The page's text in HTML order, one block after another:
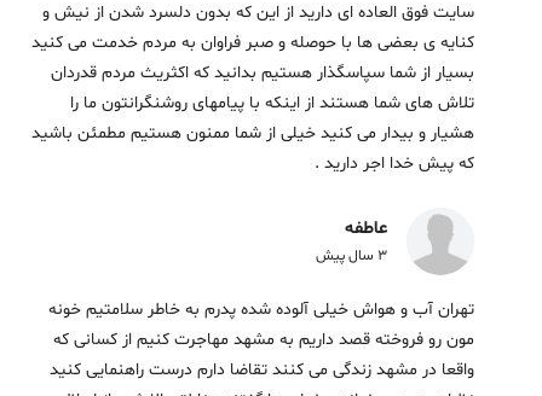
سایت فوق العاده ای دارید از این که بدون دلسرد شدن از نیش و
کنایه ی بعضی ها با حوصله و صبر فراوان به مردم خدمت می کنید
بسیار از شما سپاسگذار هستیم بدانید که اکثریث مردم قدردان
تلاش های شما هستند از اینکه با پیامهای روشنگرانتون ما را
هشیار و بیدار می کنید خیلی از شما ممنون هستیم مطمئن باشید
که پیش خدا اجر دارید .
عاطفه
3 سال پیش
تهران آب و هواش خیلی آلوده شده پدرم به خاطر سلامتیم خونه
مون رو فروخته قصد داریم به مشهد مهاجرت کنیم از کسانی که
واقعا در مشهد زندگی می کنند تقاضا دارم درست راهنمایی کنید